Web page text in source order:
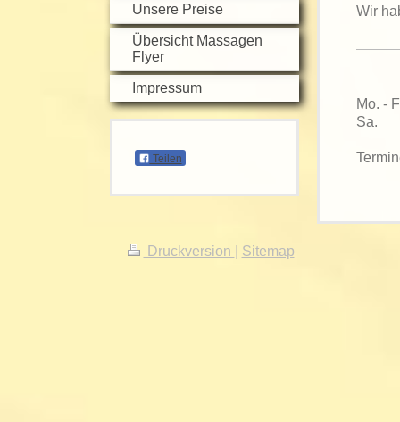
Unsere Preise
Übersicht Massagen
Flyer
Impressum
Teilen
Wir
Mo. -
Sa.
Druckversion Sitemap